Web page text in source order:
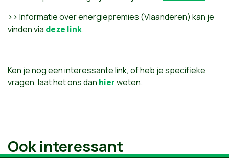
>> Informatie over energiepremies (Vlaanderen) kan je
vinden via deze link.
Ken je nog een interessante link, of heb je specifieke
vragen, laat het ons dan hierweten.
Ook interessant